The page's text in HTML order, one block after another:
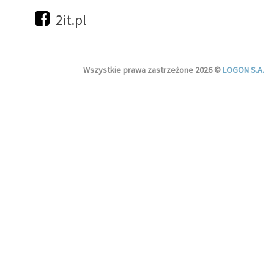
2it.pl
Wszystkie prawa zastrzeżone 2026 ©LOGON S.A.